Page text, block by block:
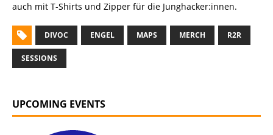
auch mit T-Shirts und Zipper für die Junghacker:innen.
DIVOC ENGEL MAPS MERCH R2R
SESSIONS
UPCOMING EVENTS